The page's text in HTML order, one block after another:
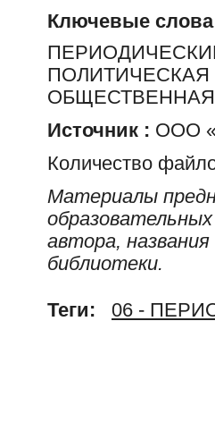
Ключевые слова
Источник : ООО
Количество
Материалы
автора,
библиотеки.
Теги: 06 -